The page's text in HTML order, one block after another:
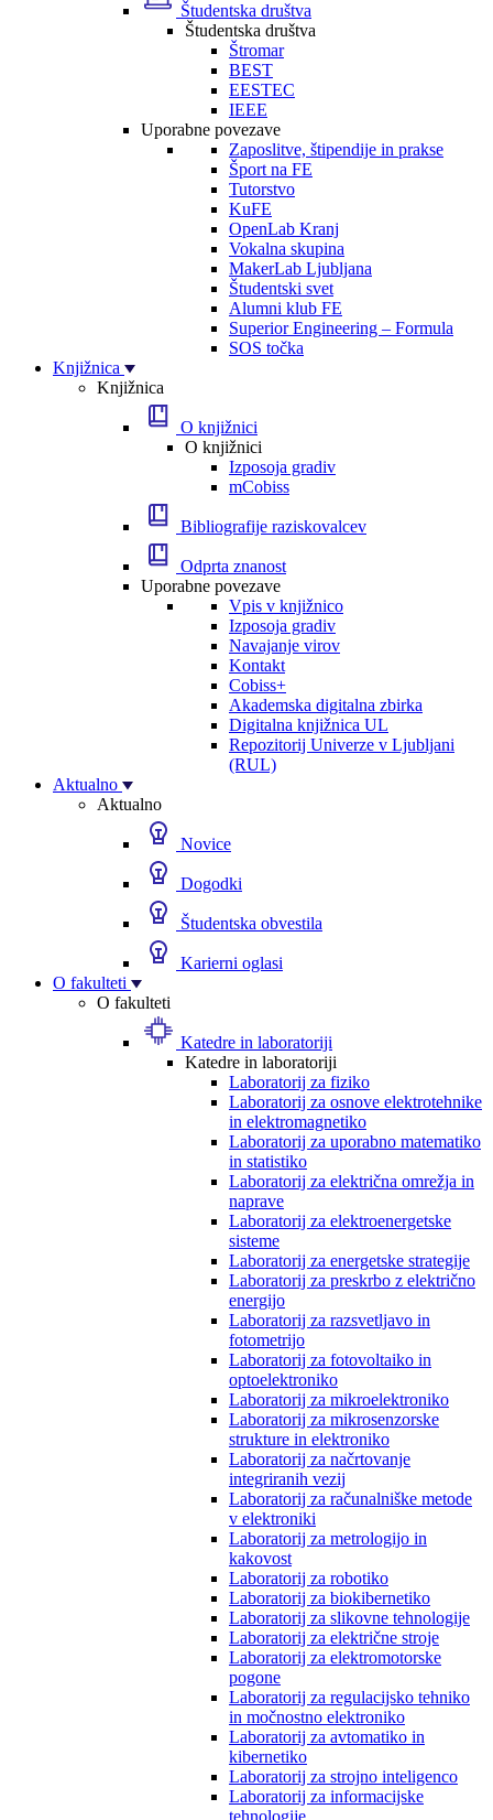
Študentska društva
Študentska društva
Štromar
BEST
EESTEC
IEEE
Uporabne povezave
Zaposlitve, štipendije in prakse
Šport na FE
Tutorstvo
KuFE
OpenLab Kranj
Vokalna skupina
MakerLab Ljubljana
Študentski svet
Alumni klub FE
Superior Engineering – Formula
SOS točka
Knjižnica
Knjižnica
O knjižnici
O knjižnici
Izposoja gradiv
mCobiss
Bibliografije raziskovalcev
Odprta znanost
Uporabne povezave
Vpis v knjižnico
Izposoja gradiv
Navajanje virov
Kontakt
Cobiss+
Akademska digitalna zbirka
Digitalna knjižnica UL
Repozitorij Univerze v Ljubljani
(RUL)
Aktualno
Aktualno
Novice
Dogodki
Študentska obvestila
Karierni oglasi
O fakulteti
O fakulteti
Katedre in laboratoriji
Katedre in laboratoriji
Laboratorij za fiziko
Laboratorij za osnove elektrotehnike
in elektromagnetiko
Laboratorij za uporabno matematiko
in statistiko
Laboratorij za električna omrežja in
naprave
Laboratorij za elektroenergetske
sisteme
Laboratorij za energetske strategije
Laboratorij za preskrbo z električno
energijo
Laboratorij za razsvetljavo in
fotometrijo
Laboratorij za fotovoltaiko in
optoelektroniko
Laboratorij za mikroelektroniko
Laboratorij za mikrosenzorske
strukture in elektroniko
Laboratorij za načrtovanje
integriranih vezij
Laboratorij za računalniške metode
v elektroniki
Laboratorij za metrologijo in
kakovost
Laboratorij za robotiko
Laboratorij za biokibernetiko
Laboratorij za slikovne tehnologije
Laboratorij za električne stroje
Laboratorij za elektromotorske
pogone
Laboratorij za regulacijsko tehniko
in močnostno elektroniko
Laboratorij za avtomatiko in
kibernetiko
Laboratorij za strojno inteligenco
Laboratorij za informacijske
tehnologije